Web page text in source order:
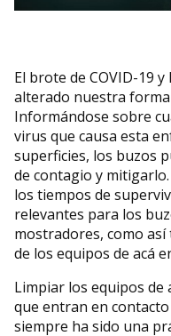
El brote de COVID-19
alterado nuestra forma
Informándose sobre
virus que causa esta
superficies, los buzos
de contagio y
los tiempos de
relevantes para los
mostradores, como
de los equipos de acá
Limpiar los equipos de
que entran en
siempre ha sido una